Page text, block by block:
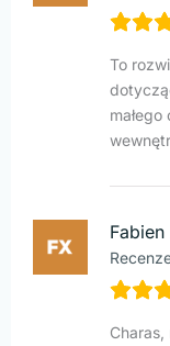
To
Fabien